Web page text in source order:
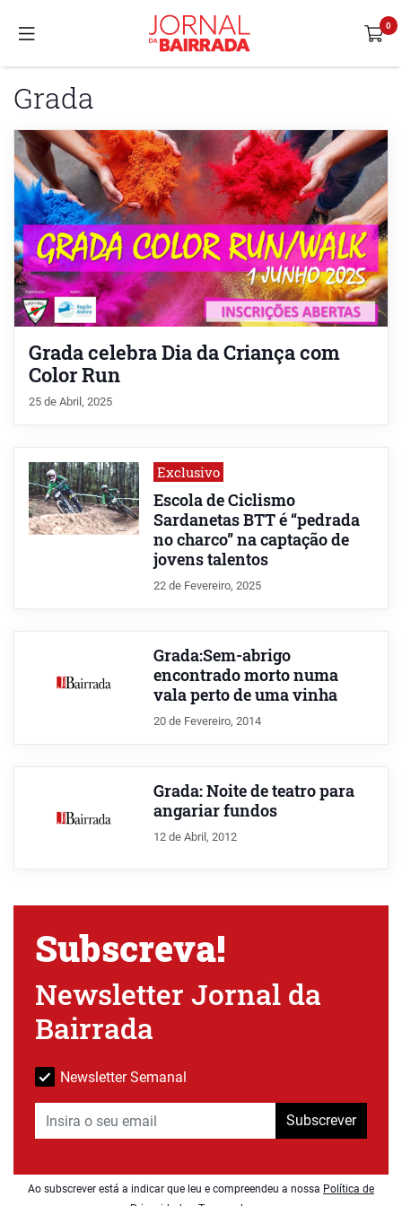
Grada
Grada celebra Dia da Criança com
Color Run
25 de Abril, 2025
Exclusivo
Escola de Ciclismo
Sardanetas BTT é “pedrada
no charco” na captação de
jovens talentos
22 de Fevereiro, 2025
Grada:Sem-abrigo
encontrado morto numa
vala perto de uma vinha
20 de Fevereiro, 2014
Grada: Noite de teatro para
angariar fundos
12 de Abril, 2012
Subscreva!
Newsletter Jornal da
Bairrada
Newsletter Semanal
Subscrever
Ao subscrever está a indicar que leu e compreendeu a nossa Política de